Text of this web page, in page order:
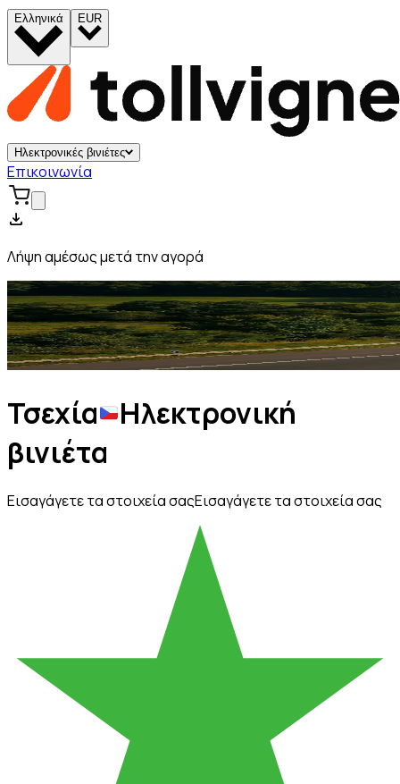
Ελληνικά EUR
Ηλεκτρονικές βινιέτες
Επικοινωνία
Λήψη αμέσως μετά την αγορά
Τσεχία
Ηλεκτρονική
βινιέτα
Εισαγάγετε τα στοιχεία σαςΕισαγάγετε τα στοιχεία σας